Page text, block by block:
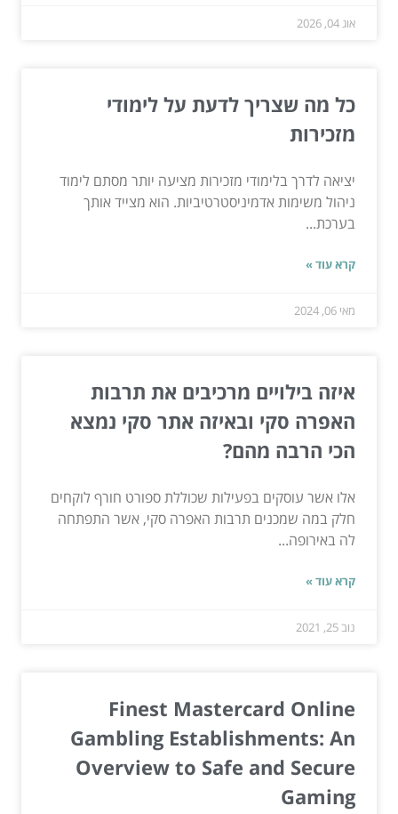
אוג 04, 2026
כל מה שצריך לדעת על לימודי
מזכירות
יציאה לדרך בלימודי מזכירות מציעה יותר מסתם לימוד
ניהול משימות אדמיניסטרטיביות. הוא מצייד אותך
בערכת...
קרא עוד »
מאי 06, 2024
איזה בילויים מרכיבים את תרבות
האפרה סקי ובאיזה אתר סקי נמצא
הכי הרבה מהם?
אלו אשר עוסקים בפעילות שכוללת ספורט חורף לוקחים
חלק במה שמכנים תרבות האפרה סקי, אשר התפתחה
לה באירופה...
קרא עוד »
נוב 25, 2021
Finest Mastercard Online
Gambling Establishments: An
Overview to Safe and Secure
Gaming